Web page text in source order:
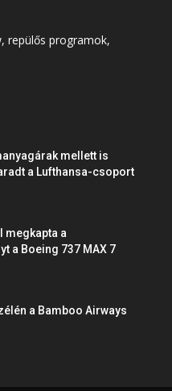
repülős programok,
mellett is
a Lufthansa-csoport
megkapta a
a Boeing 737 MAX 7
a Bamboo Airways